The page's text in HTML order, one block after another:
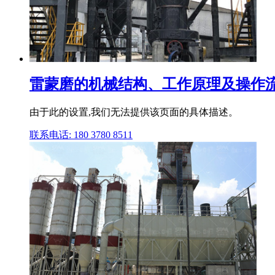
雷蒙磨的机械结构、工作原理及操作
由于此的设置,我们无法提供该页面的具体描述。
联系电话: 180 3780 8511